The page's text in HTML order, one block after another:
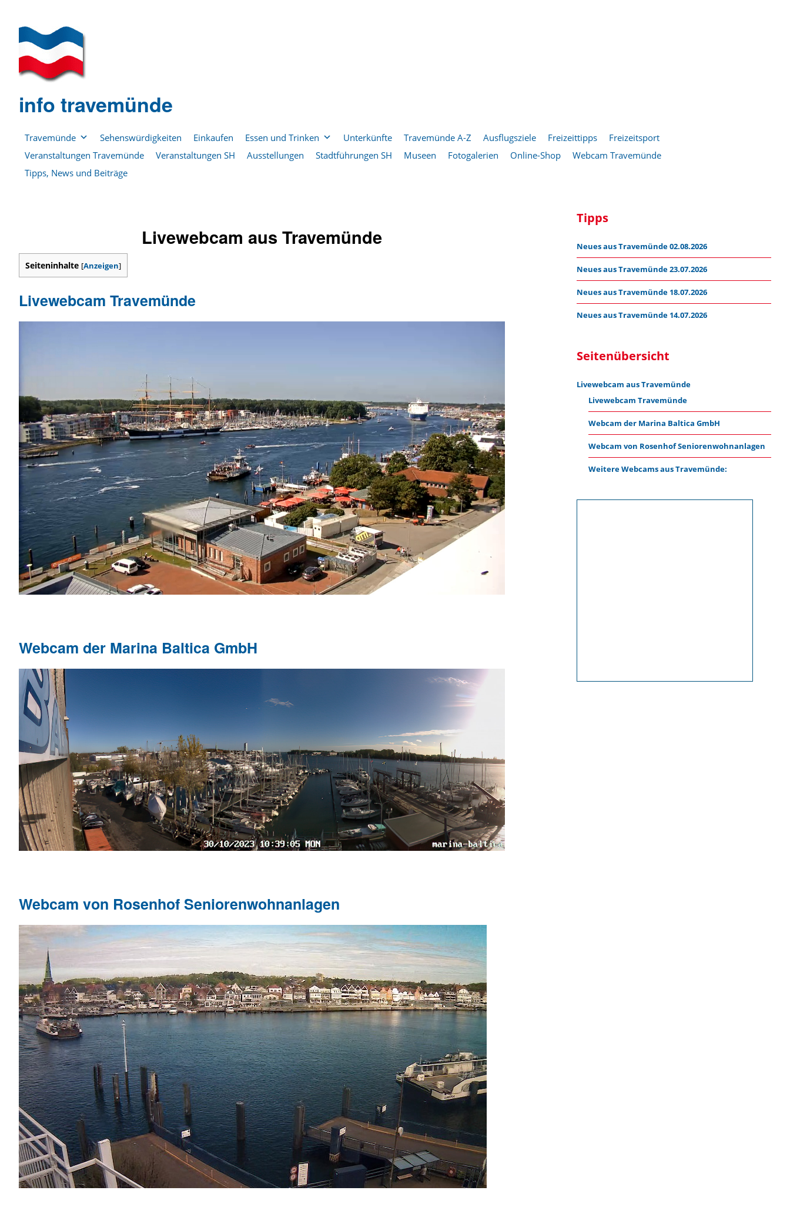
info travemünde
Travemünde Sehenswürdigkeiten Einkaufen Essen und Trinken Unterkünfte Travemünde A-Z Ausflugsziele Freizeittipps
Freizeitsport
Veranstaltungen Travemünde
Veranstaltungen SH Ausstellungen Stadtführungen SH Museen Fotogalerien Online-Shop
Webcam Travemünde
Tipps, News und Beiträge
Livewebcam aus Travemünde
Seiteninhalte [Anzeigen]
Livewebcam Travemünde
Webcam der Marina Baltica GmbH
Webcam von Rosenhof Seniorenwohnanlagen
Tipps
Neues aus Travemünde 02.08.2026
Neues aus Travemünde 23.07.2026
Neues aus Travemünde 18.07.2026
Neues aus Travemünde 14.07.2026
Seitenübersicht
Livewebcam aus Travemünde
Livewebcam Travemünde
Webcam der Marina Baltica GmbH
Webcam von Rosenhof Seniorenwohnanlagen
Weitere Webcams aus Travemünde: